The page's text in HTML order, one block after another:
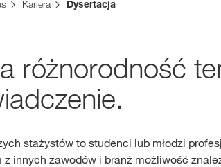
Kariera Dysertacja
różnorodność
stażystów to studenci lub młodzi
z innych zawodów i branż możliwość